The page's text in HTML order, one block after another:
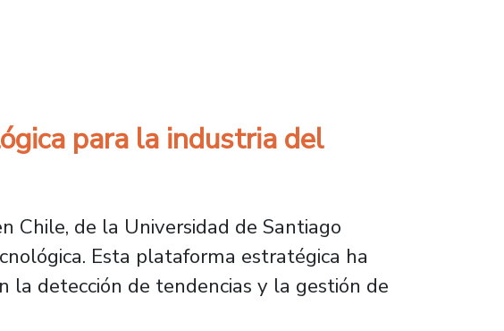
a escolares en “detectives” del reciclaje
para la industria del
Chile, de la Universidad de Santiago
Esta plataforma estratégica ha
la detección de tendencias y la gestión de